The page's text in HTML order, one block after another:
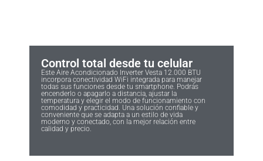
Control total desde tu celular
Este Aire Acondicionado Inverter Vesta 12.000 BTU
incorpora conectividad WiFi integrada para manejar
todas sus funciones desde tu smartphone. Podrás
encenderlo o apagarlo a distancia, ajustar la
temperatura y elegir el modo de funcionamiento con
comodidad y practicidad. Una solución confiable y
conveniente que se adapta a un estilo de vida
moderno y conectado, con la mejor relación entre
calidad y precio.